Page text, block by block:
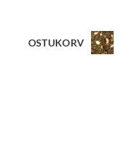
OSTUKORV